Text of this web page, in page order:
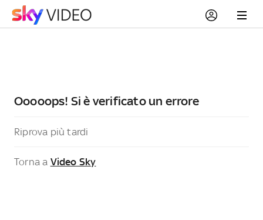
Ooooops! Si è verificato un errore
Riprova più tardi
Torna a Video Sky